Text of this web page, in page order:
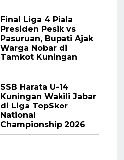
Final Liga 4 Piala
Presiden Pesik vs
Pasuruan, Bupati Ajak
Warga Nobar di
Tamkot Kuningan
SSB Harata U-14
Kuningan Wakili Jabar
di Liga TopSkor
National
Championship 2026